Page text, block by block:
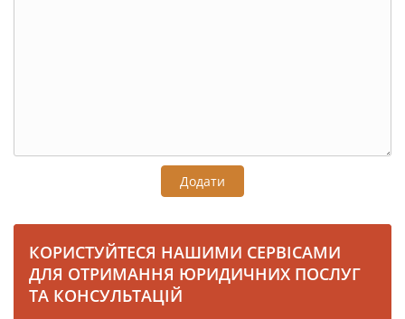
Додати
КОРИСТУЙТЕСЯ НАШИМИ СЕРВІСАМИ
ДЛЯ ОТРИМАННЯ ЮРИДИЧНИХ ПОСЛУГ
ТА КОНСУЛЬТАЦІЙ